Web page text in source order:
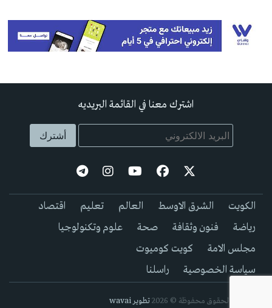
اشترك معنا في القائمة البريديه
الكويت الشرق الاوسط العالم تعليم
اقتصاد
رياضة
فنون وثقافة صحة
علوم وتكنولوجيا
مجلس الامة
كويت كوميوت
سياسة الخصوصية
راسلنا
جيمع الحقوق محفوظة © 2026 تطوير wavai